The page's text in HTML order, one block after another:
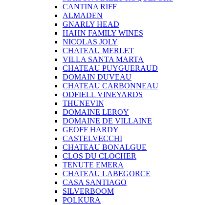
CANTINA RIFF
ALMADEN
GNARLY HEAD
HAHN FAMILY WINES
NICOLAS JOLY
CHATEAU MERLET
VILLA SANTA MARTA
CHATEAU PUYGUERAUD
DOMAIN DUVEAU
CHATEAU CARBONNEAU
ODFIELL VINEYARDS
THUNEVIN
DOMAINE LEROY
DOMAINE DE VILLAINE
GEOFF HARDY
CASTELVECCHI
CHATEAU BONALGUE
CLOS DU CLOCHER
TENUTE EMERA
CHATEAU LABEGORCE
CASA SANTIAGO
SILVERBOOM
POLKURA